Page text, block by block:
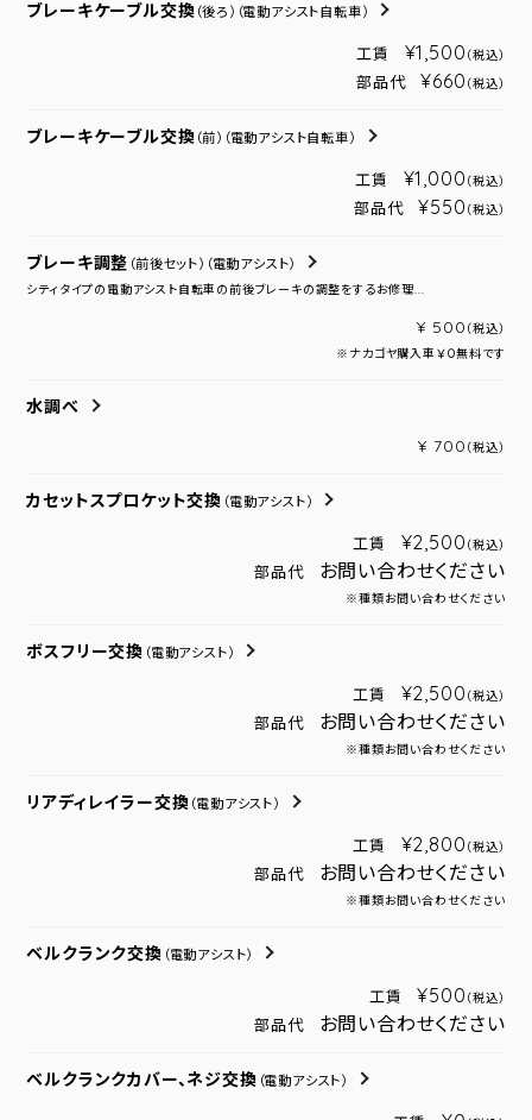
ブレーキケーブル交換 （後ろ） （電動アシスト自転車）
工賃 ¥1,500 （税込）
部品代 ¥660 （税込）
ブレーキケーブル交換 （前） （電動アシスト自転車）
工賃 ¥1,000 （税込）
部品代 ¥550 （税込）
ブレーキ調整 （前後セット） （電動アシスト）
シティタイプの電動アシスト自転車の前後ブレーキの調整をするお修理...
¥ 500 （税込）
※ナカゴヤ購入車￥０無料です
水調べ
¥ 700 （税込）
カセットスプロケット交換 （電動アシスト）
工賃 ¥2,500 （税込）
部品代 お問い合わせください
※種類お問い合わせください
ボスフリー交換 （電動アシスト）
工賃 ¥2,500 （税込）
部品代 お問い合わせください
※種類お問い合わせください
リアディレイラー交換 （電動アシスト）
工賃 ¥2,800 （税込）
部品代 お問い合わせください
※種類お問い合わせください
ベルクランク交換 （電動アシスト）
工賃 ¥500 （税込）
部品代 お問い合わせください
ベルクランクカバー、ネジ交換 （電動アシスト）